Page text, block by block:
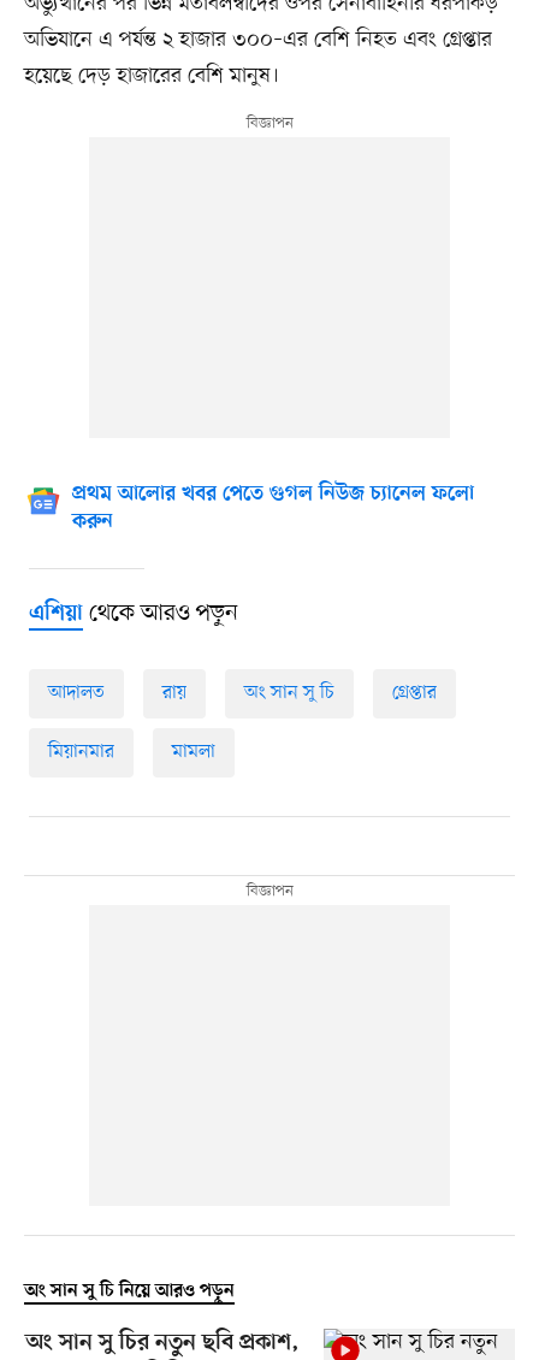
অভিযানে এ পর্যন্ত ২ হাজার ৩০০–এর বেশি নিহত এবং গ্রেপ্তার
হয়েছে দেড় হাজারের বেশি মানুষ।
প্রথম আলোর খবর পেতে গুগল নিউজ চ্যানেল ফলো
করুন
এশিয়াথেকে আরও পড়ুন
আদালত রায় অং সান সু চি গ্রেপ্তার
মিয়ানমার মামলা
অং সান সু চি নিয়ে আরও পড়ুন
অং সান সু চির নতুন ছবি প্রকাশ,